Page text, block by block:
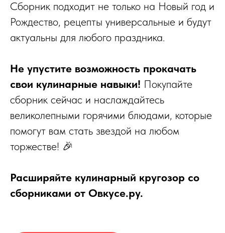
Сборник подходит не только на Новый год и
Рождество, рецепты универсальные и будут
актуальны для любого праздника.
Не упустите возможность прокачать
свои кулинарные навыки! Покупайте
сборник сейчас и наслаждайтесь
великолепными горячими блюдами, которые
помогут вам стать звездой на любом
торжестве! 🎉
Расширяйте кулинарный кругозор со
сборниками от Овкусе.ру.